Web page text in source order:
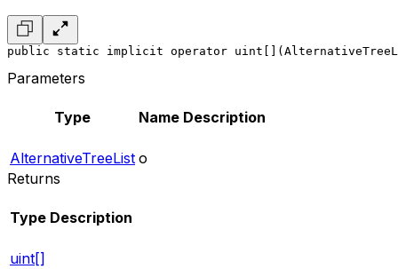
public static implicit operator
Parameters
Type Name Description
AlternativeTreeList o
Returns
Type Description
uint[]